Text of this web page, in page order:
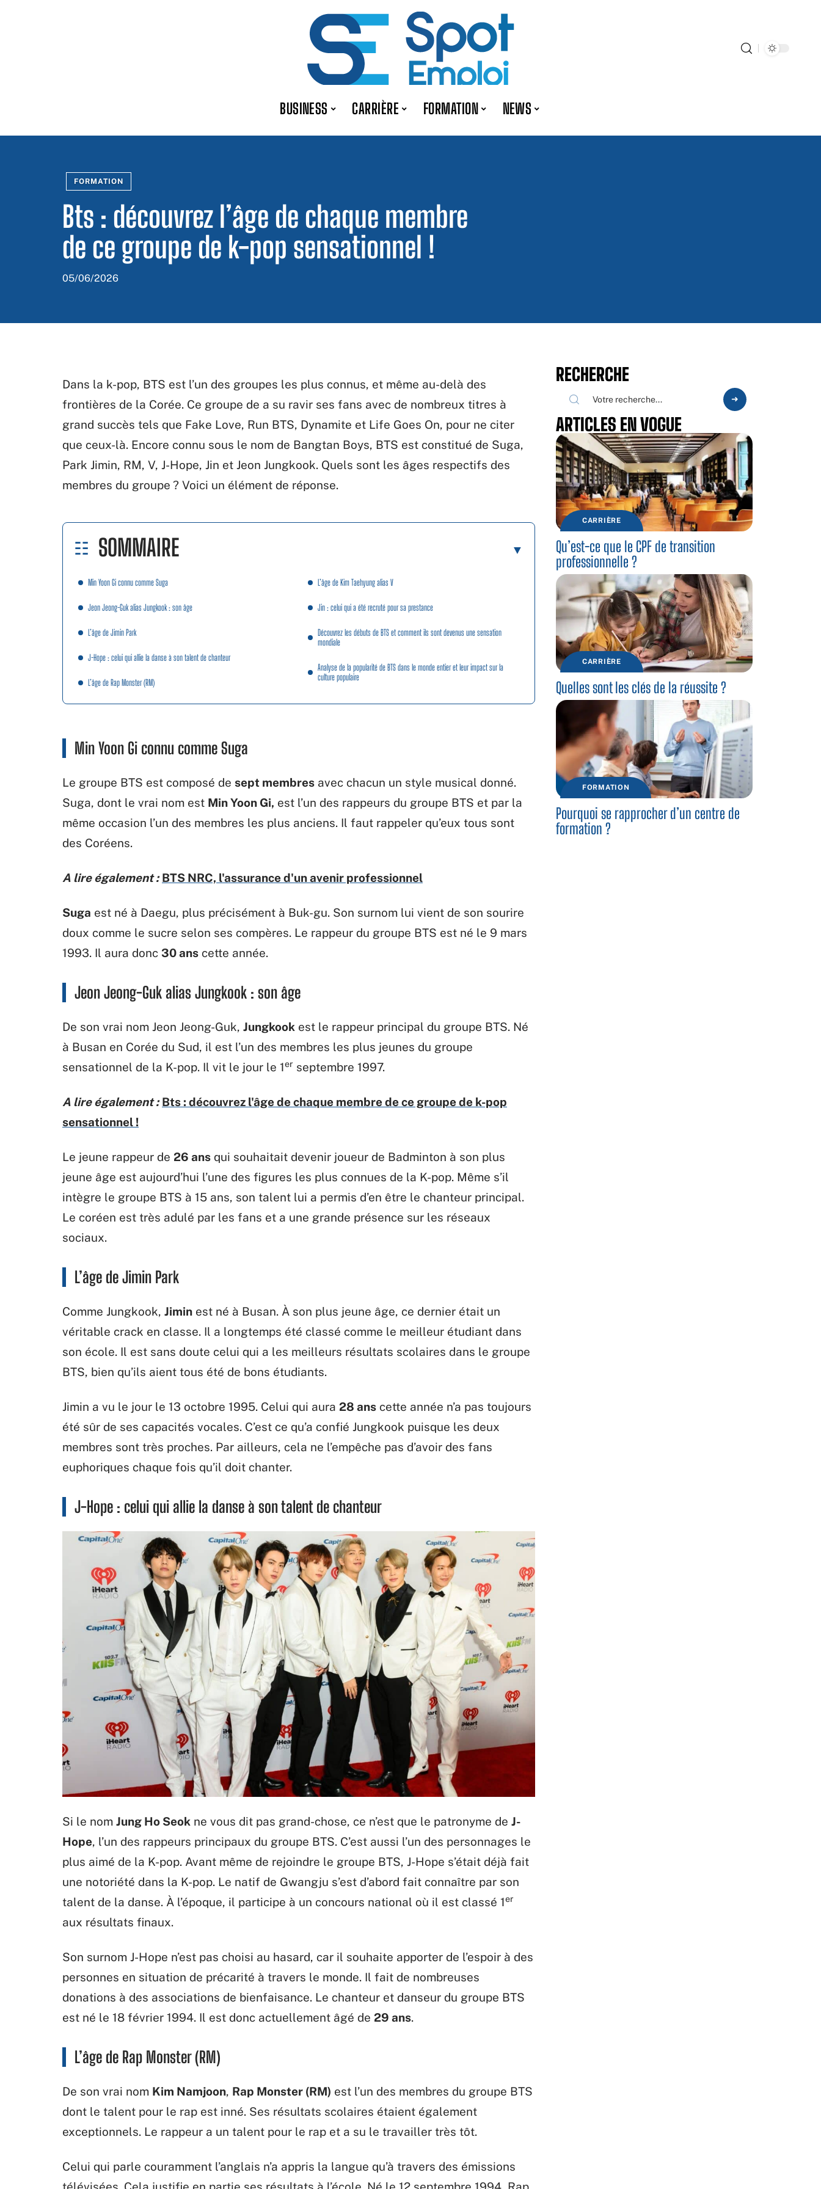
BUSINESS CARRIÈRE FORMATION NEWS
FORMATION
Bts : découvrez l’âge de chaque membre
de ce groupe de k-pop sensationnel !
05/06/2026
Dans la k-pop, BTS est l’un des groupes les plus connus, et même au-delà des
frontières de la Corée. Ce groupe de a su ravir ses fans avec de nombreux titres à
grand succès tels que Fake Love, Run BTS, Dynamite et Life Goes On, pour ne citer
que ceux-là. Encore connu sous le nom de Bangtan Boys, BTS est constitué de Suga,
Park Jimin, RM, V, J-Hope, Jin et Jeon Jungkook. Quels sont les âges respectifs des
membres du groupe ? Voici un élément de réponse.
SOMMAIRE
Min Yoon Gi connu comme Suga
Jeon Jeong-Guk alias Jungkook : son âge
L’âge de Jimin Park
J-Hope : celui qui allie la danse à son talent de chanteur
L’âge de Rap Monster (RM)
L’âge de Kim Taehyung alias V
Jin : celui qui a été recruté pour sa prestance
Découvrez les débuts de BTS et comment ils sont devenus une sensation
mondiale
Analyse de la popularité de BTS dans le monde entier et leur impact sur la
culture populaire
Min Yoon Gi connu comme Suga
Le groupe BTS est composé de sept membres avec chacun un style musical donné.
Suga, dont le vrai nom est Min Yoon Gi, est l’un des rappeurs du groupe BTS et par la
même occasion l’un des membres les plus anciens. Il faut rappeler qu’eux tous sont
des Coréens.
A lire également : BTS NRC, l'assurance d'un avenir professionnel
Suga est né à Daegu, plus précisément à Buk-gu. Son surnom lui vient de son sourire
doux comme le sucre selon ses compères. Le rappeur du groupe BTS est né le 9 mars
1993. Il aura donc 30 ans cette année.
Jeon Jeong-Guk alias Jungkook : son âge
De son vrai nom Jeon Jeong-Guk, Jungkook est le rappeur principal du groupe BTS. Né
à Busan en Corée du Sud, il est l’un des membres les plus jeunes du groupe
sensationnel de la K-pop. Il vit le jour le 1er septembre 1997.
A lire également : Bts : découvrez l'âge de chaque membre de ce groupe de k-pop
sensationnel !
Le jeune rappeur de 26 ans qui souhaitait devenir joueur de Badminton à son plus
jeune âge est aujourd’hui l’une des figures les plus connues de la K-pop. Même s’il
intègre le groupe BTS à 15 ans, son talent lui a permis d’en être le chanteur principal.
Le coréen est très adulé par les fans et a une grande présence sur les réseaux
sociaux.
L’âge de Jimin Park
Comme Jungkook, Jimin est né à Busan. À son plus jeune âge, ce dernier était un
véritable crack en classe. Il a longtemps été classé comme le meilleur étudiant dans
son école. Il est sans doute celui qui a les meilleurs résultats scolaires dans le groupe
BTS, bien qu’ils aient tous été de bons étudiants.
Jimin a vu le jour le 13 octobre 1995. Celui qui aura 28 ans cette année n’a pas toujours
été sûr de ses capacités vocales. C’est ce qu’a confié Jungkook puisque les deux
membres sont très proches. Par ailleurs, cela ne l’empêche pas d’avoir des fans
euphoriques chaque fois qu’il doit chanter.
J-Hope : celui qui allie la danse à son talent de chanteur
Si le nom Jung Ho Seok ne vous dit pas grand-chose, ce n’est que le patronyme de J-
Hope, l’un des rappeurs principaux du groupe BTS. C’est aussi l’un des personnages le
plus aimé de la K-pop. Avant même de rejoindre le groupe BTS, J-Hope s’était déjà fait
une notoriété dans la K-pop. Le natif de Gwangju s’est d’abord fait connaître par son
talent de la danse. À l’époque, il participe à un concours national où il est classé 1er
aux résultats finaux.
Son surnom J-Hope n’est pas choisi au hasard, car il souhaite apporter de l’espoir à des
personnes en situation de précarité à travers le monde. Il fait de nombreuses
donations à des associations de bienfaisance. Le chanteur et danseur du groupe BTS
est né le 18 février 1994. Il est donc actuellement âgé de 29 ans.
L’âge de Rap Monster (RM)
De son vrai nom Kim Namjoon, Rap Monster (RM) est l’un des membres du groupe BTS
dont le talent pour le rap est inné. Ses résultats scolaires étaient également
exceptionnels. Le rappeur a un talent pour le rap et a su le travailler très tôt.
Celui qui parle couramment l’anglais n’a appris la langue qu’à travers des émissions
RECHERCHE
ARTICLES EN VOGUE
CARRIÈRE
Qu’est-ce que le CPF de transition
professionnelle ?
CARRIÈRE
Quelles sont les clés de la réussite ?
FORMATION
Pourquoi se rapprocher d’un centre de
formation ?